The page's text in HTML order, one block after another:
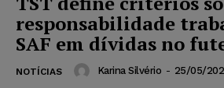
responsabilidade
SAF em dívidas no
NOTÍCIAS Karina Silvério - 25/05/